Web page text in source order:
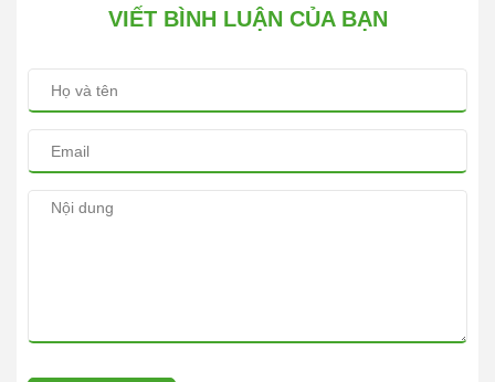
VIẾT BÌNH LUẬN CỦA BẠN